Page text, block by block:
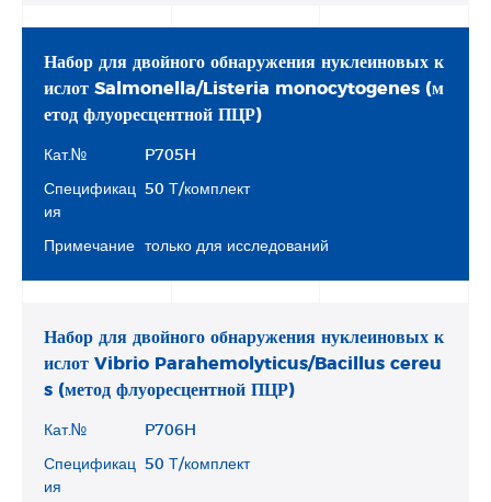
Набор для двойного обнаружения нуклеиновых к
ислот Salmonella/Listeria monocytogenes (м
етод флуоресцентной ПЦР)
Кат.№ P705H
Спецификац
ия
50 Т/комплект
Примечание только для исследований
Набор для двойного обнаружения нуклеиновых к
ислот Vibrio Parahemolyticus/Bacillus cereu
s (метод флуоресцентной ПЦР)
Кат.№ P706H
Спецификац
ия
50 Т/комплект